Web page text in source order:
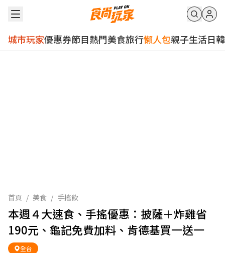
城市玩家優惠券節目熱門美食旅行懶人包親子生活日韓
首頁 / 美食 / 手搖飲
本週４大速食、手搖優惠：披薩＋炸雞省
190元、龜記免費加料、肯德基買一送一
全台